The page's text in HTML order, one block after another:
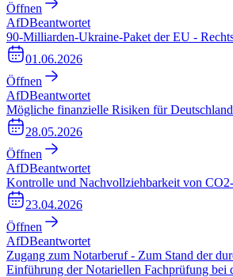
Öffnen
AfDBeantwortet
90-Milliarden-Ukraine-Paket der EU -
01.06.2026
Öffnen
AfDBeantwortet
Mögliche finanzielle Risiken für
28.05.2026
Öffnen
AfDBeantwortet
Kontrolle und Nachvollziehbarkeit von
23.04.2026
Öffnen
AfDBeantwortet
Zugang zum Notarberuf - Zum Stand der
Einführung der Notariellen Fachprüfung bei